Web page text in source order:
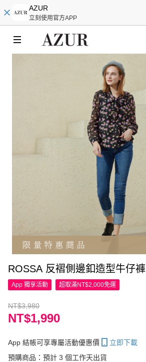
AZUR
立刻使用官方APP
ROSSA 反褶側邊釦造型牛仔褲
App 獨享活動 超取滿NT$2,000免運
NT$3,980
NT$1,990
App 結帳可享專屬活動優惠價
立即下載
預購商品：預計 3 個工作天出貨